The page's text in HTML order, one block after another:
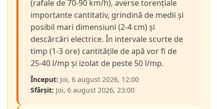
(rafale de 70-90 km/h), averse torențiale
importante cantitativ, grindină de medii și
posibil mari dimensiuni (2-4 cm) și
descărcări electrice. În intervale scurte de
timp (1-3 ore) cantitățile de apă vor fi de
25-40 l/mp și izolat de peste 50 l/mp.
Început: Joi, 6 august 2026, 12:00
Sfârșit: Joi, 6 august 2026, 23:00